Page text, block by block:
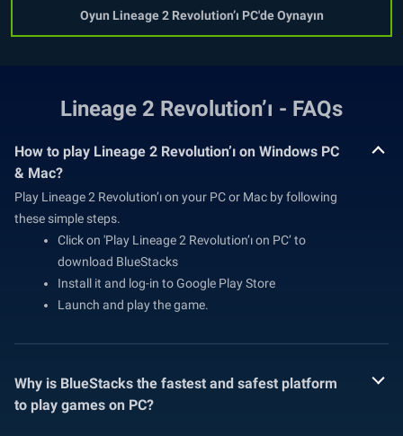
Oyun Lineage 2 Revolution’ı PC'de Oynayın
Lineage 2 Revolution’ı - FAQs
How to play Lineage 2 Revolution’ı on Windows PC
& Mac?
Play Lineage 2 Revolution’ı on your PC or Mac by following
these simple steps.
Click on 'Play Lineage 2 Revolution’ı on PC’ to
download BlueStacks
Install it and log-in to Google Play Store
Launch and play the game.
Why is BlueStacks the fastest and safest platform
to play games on PC?